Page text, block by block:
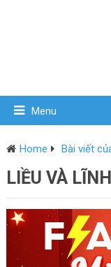
Menu
Home Bài viết
LIỀU VÀ LĨNH